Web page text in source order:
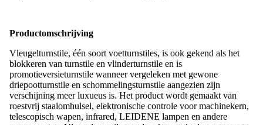
Productomschrijving
Vleugelturnstile, één soort voetturnstiles, is ook gekend als het
blokkeren van turnstile en vlinderturnstile en is
promotieversieturnstile wanneer vergeleken met gewone
driepootturnstile en schommelingsturnstile aangezien zijn
verschijning meer luxueus is. Het product wordt gemaakt van
roestvrij staalomhulsel, elektronische controle voor machinekern,
telescopisch wapen, infrared, LEIDENE lampen en andere